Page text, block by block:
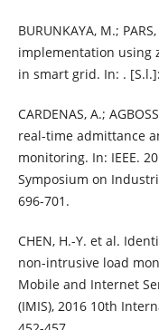
BURUNKAYA, M.;
implementation using
in smart grid. In: . [S.l.]:
CARDENAS, A.;
real-time admittance
monitoring. In: IEEE.
Symposium on
696-701.
CHEN, H.-Y. et al.
non-intrusive load
Mobile and Internet
(IMIS), 2016 10th